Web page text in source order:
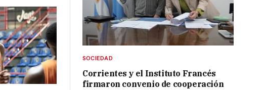
SOCIEDAD
Corrientes y el Instituto Francés
firmaron convenio de cooperación